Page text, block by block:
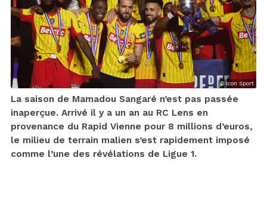
© Icon Sport
La saison de Mamadou Sangaré n’est pas passée
inaperçue. Arrivé il y a un an au RC Lens en
provenance du Rapid Vienne pour 8 millions d’euros,
le milieu de terrain malien s’est rapidement imposé
comme l’une des révélations de Ligue 1.